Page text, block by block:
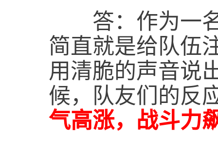
答：作为一名
简直就是给队伍
用清脆的声音说
候，队友们的反
气高涨，战斗力